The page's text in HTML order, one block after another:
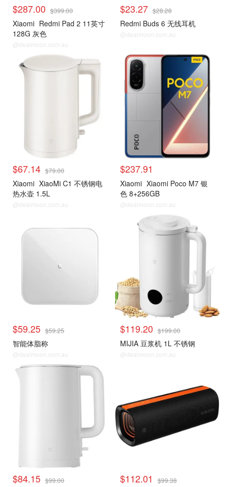
$287.00 $399.00
Xiaomi Redmi Pad 2 11英寸
128G 灰色
@dealmoon.com.au
$23.27 $28.28
Redmi Buds 6 无线耳机
@dealmoon.com.au
$67.14 $79.00
Xiaomi XiaoMi C1 不锈钢电
热水壶 1.5L
@dealmoon.com.au
$237.91
Xiaomi Xiaomi Poco M7 银
色 8+256GB
@dealmoon.com.au
$59.25 $59.25
智能体脂称
@dealmoon.com.au
$119.20 $199.00
MIJIA 豆浆机 1L 不锈钢
@dealmoon.com.au
$84.15 $99.00 $112.01 $99.38